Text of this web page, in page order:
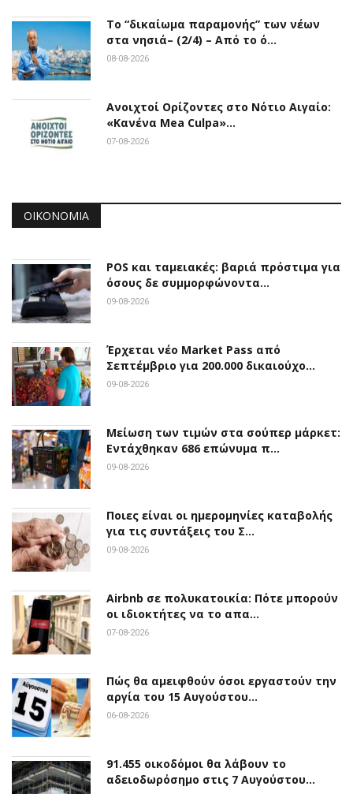
Το “δικαίωμα παραμονής” των νέων
στα νησιά– (2/4) – Από το ό…
08-08-2026
Ανοιχτοί Ορίζοντες στο Νότιο Αιγαίο:
«Κανένα Mea Culpa»…
07-08-2026
ΟΙΚΟΝΟΜΊΑ
POS και ταμειακές: βαριά πρόστιμα για
όσους δε συμμορφώνοντα…
09-08-2026
Έρχεται νέο Market Pass από
Σεπτέμβριο για 200.000 δικαιούχο…
09-08-2026
Μείωση των τιμών στα σούπερ μάρκετ:
Εντάχθηκαν 686 επώνυμα π…
09-08-2026
Ποιες είναι οι ημερομηνίες καταβολής
για τις συντάξεις του Σ…
09-08-2026
Airbnb σε πολυκατοικία: Πότε μπορούν
οι ιδιοκτήτες να το απα…
07-08-2026
Πώς θα αμειφθούν όσοι εργαστούν την
αργία του 15 Αυγούστου…
06-08-2026
91.455 οικοδόμοι θα λάβουν το
αδειοδωρόσημο στις 7 Αυγούστου…